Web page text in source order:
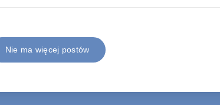
Nie ma więcej postów